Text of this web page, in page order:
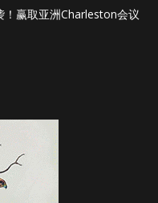
赢取亚洲Charleston会议